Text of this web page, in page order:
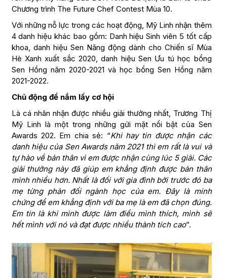
Chương trình The Future Chef Contest Mùa 10.
Với những nỗ lực trong các hoạt động, Mỹ Linh nhận thêm
4 danh hiệu khác bao gồm: Danh hiệu Sinh viên 5 tốt cấp
khoa, danh hiệu Sen Năng động dành cho Chiến sĩ Mùa
Hè Xanh xuất sắc 2020, danh hiệu Sen Ưu tú học bổng
Sen Hồng năm 2020-2021 và học bổng Sen Hồng năm
2021-2022.
Chủ động để nắm lấy cơ hội
Là cá nhân nhận được nhiều giải thưởng nhất, Trương Thị
Mỹ Linh là một trong những gửi mặt nổi bật của Sen
Awards 202. Em chia sẻ: “Khi hay tin được nhận các
danh hiệu của Sen Awards năm 2021 thì em rất là vui và
tự hào về bản thân vì em được nhận cùng lúc 5 giải. Các
giải thưởng này đã giúp em khẳng định được bản thân
mình nhiều hơn. Nhất là đối với gia đình bởi trước đó ba
mẹ từng phản đối ngành học của em. Đây là minh
chứng để em khẳng định với ba mẹ là em đã chọn đúng.
Em tin là khi mình được làm điều mình thích, mình sẽ
hết mình với nó và đạt được nhiều thành tích cao”.